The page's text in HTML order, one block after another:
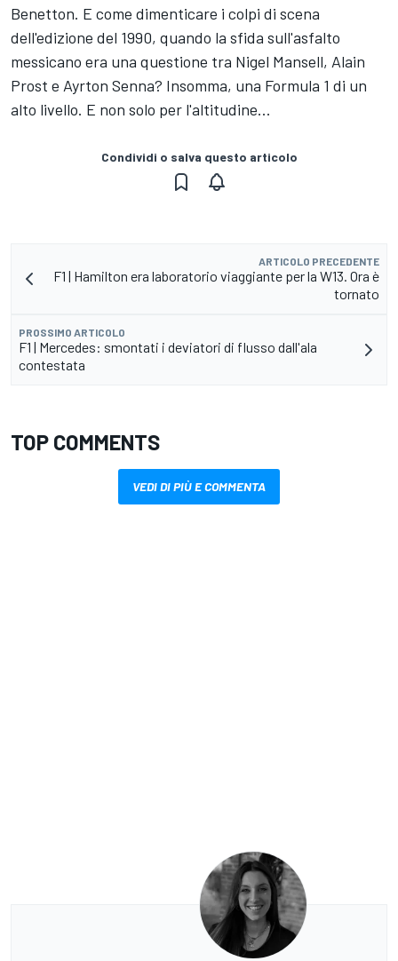
Benetton. E come dimenticare i colpi di scena
dell'edizione del 1990, quando la sfida sull'asfalto
messicano era una questione tra Nigel Mansell, Alain
Prost e Ayrton Senna? Insomma, una Formula 1 di un
alto livello. E non solo per l'altitudine...
Condividi o salva questo articolo
ARTICOLO PRECEDENTE
F1 | Hamilton era laboratorio viaggiante per la W13. Ora è
tornato
PROSSIMO ARTICOLO
F1 | Mercedes: smontati i deviatori di flusso dall'ala
contestata
TOP COMMENTS
VEDI DI PIÙ E COMMENTA